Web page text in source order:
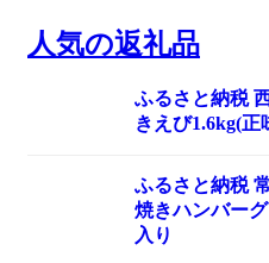
人気の返礼品
ふるさと納税
きえび1.6kg(正
ふるさと納税
焼きハンバー
入り